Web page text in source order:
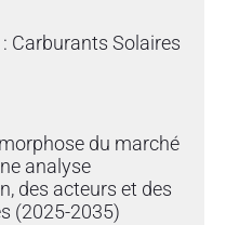
Carburants Solaires
du marché
analyse
des acteurs et des
(2025-2035)